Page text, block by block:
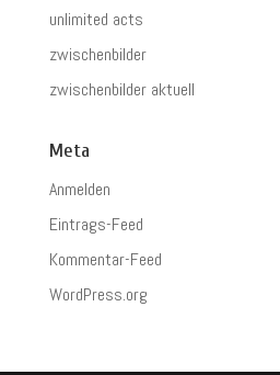
unlimited acts
zwischenbilder
zwischenbilder aktuell
Meta
Anmelden
Eintrags-Feed
Kommentar-Feed
WordPress.org